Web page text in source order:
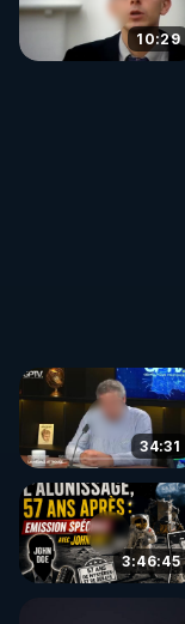
10:29
34:31
3:46:45